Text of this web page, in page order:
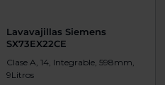
Lavavajillas Siemens
SX73EX22CE
Clase A, 14, Integrable, 598mm,
9Litros